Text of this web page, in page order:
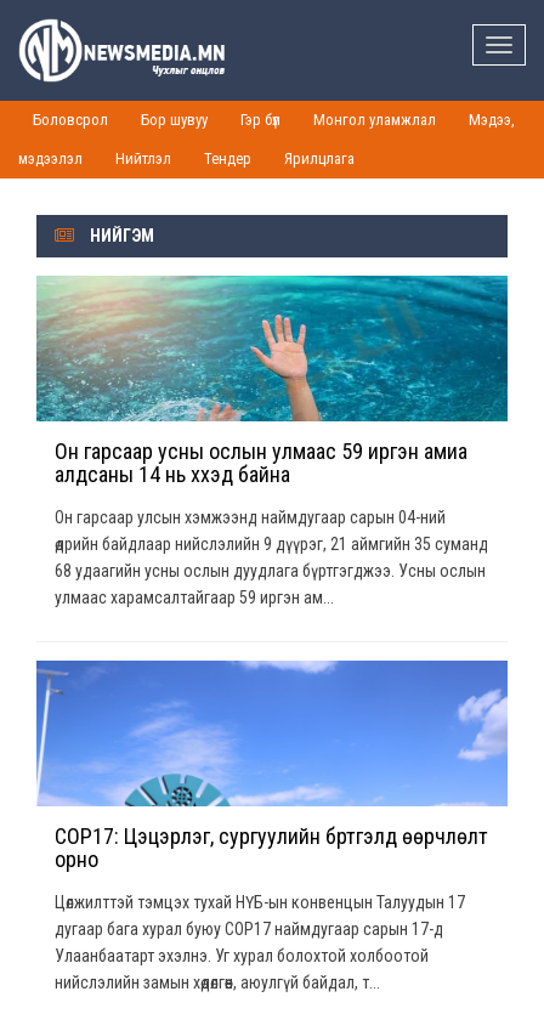
Toggle
Боловсрол Бор шувуу Гэр бүл Монгол уламжлал Мэдээ,
мэдээлэл Нийтлэл Тендер Ярилцлага
НИЙГЭМ
Он гарсаар усны ослын улмаас 59 иргэн амиа
алдсаны 14 нь хүүхэд байна
Он гарсаар улсын хэмжээнд наймдугаар сарын 04-ний
өдрийн байдлаар нийслэлийн 9 дүүрэг, 21 аймгийн 35 суманд
68 удаагийн усны ослын дуудлага бүртгэгджээ. Усны ослын
улмаас харамсалтайгаар 59 иргэн ам...
СОР17: Цэцэрлэг, сургуулийн бүртгэлд өөрчлөлт
орно
Цөлжилттэй тэмцэх тухай НҮБ-ын конвенцын Талуудын 17
дугаар бага хурал буюу COP17 наймдугаар сарын 17-д
Улаанбаатарт эхэлнэ. Уг хурал болохтой холбоотой
нийслэлийн замын хөдөлгөөн, аюулгүй байдал, т...